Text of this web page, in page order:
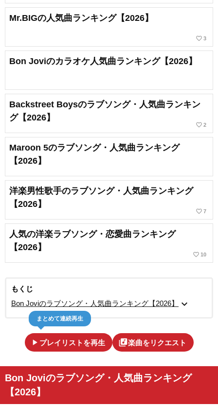
Mr.BIGの人気曲ランキング【2026】
favorite_border 3
Bon Joviのカラオケ人気曲ランキング【2026】
Backstreet Boysのラブソング・人気曲ランキン
グ【2026】
favorite_border 2
Maroon 5のラブソング・人気曲ランキング
【2026】
洋楽男性歌手のラブソング・人気曲ランキング
【2026】
favorite_border 7
人気の洋楽ラブソング・恋愛曲ランキング
【2026】
favorite_border 10
もくじ
Bon Joviのラブソング・人気曲ランキング【2026】
expand_more
play_arrow プレイリストを再生
まとめて連続再生
library_music楽曲をリクエスト
Bon Joviのラブソング・人気曲ランキング
【2026】